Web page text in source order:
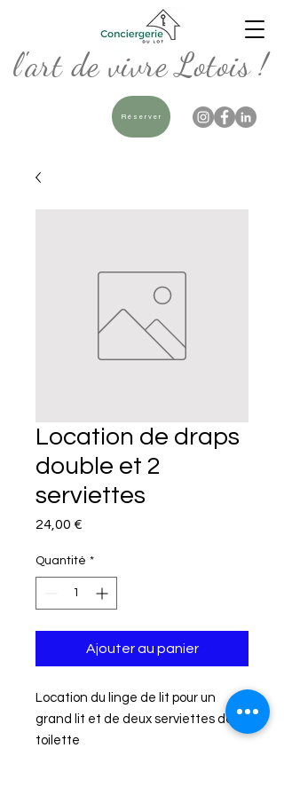
l'art de vivre Lotois !
Réserver
Location de draps
double et 2
serviettes
24,00 €
Quantité *
Ajouter au panier
Location du linge de lit pour un
grand lit et de deux serviettes de
toilette